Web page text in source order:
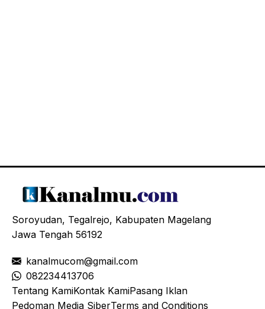
Soroyudan, Tegalrejo, Kabupaten Magelang
Jawa Tengah 56192
kanalmucom@gmail.com
082234413706
Tentang KamiKontak KamiPasang Iklan
Pedoman Media SiberTerms and Conditions